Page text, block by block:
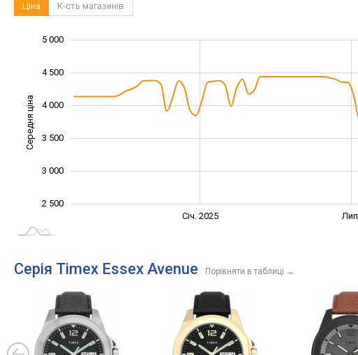
Ціна К-сть магазинів
Середня ціна
2 500
3 000
3 500
4 000
4 500
5 000
Січ. 2025 Лип.
Серія Timex Essex Avenue Порівняти в таблиці →